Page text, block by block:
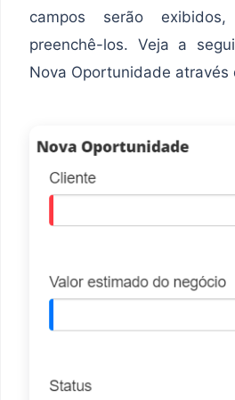
campos serão
preenchê-los. Veja a
Nova Oportunidade através